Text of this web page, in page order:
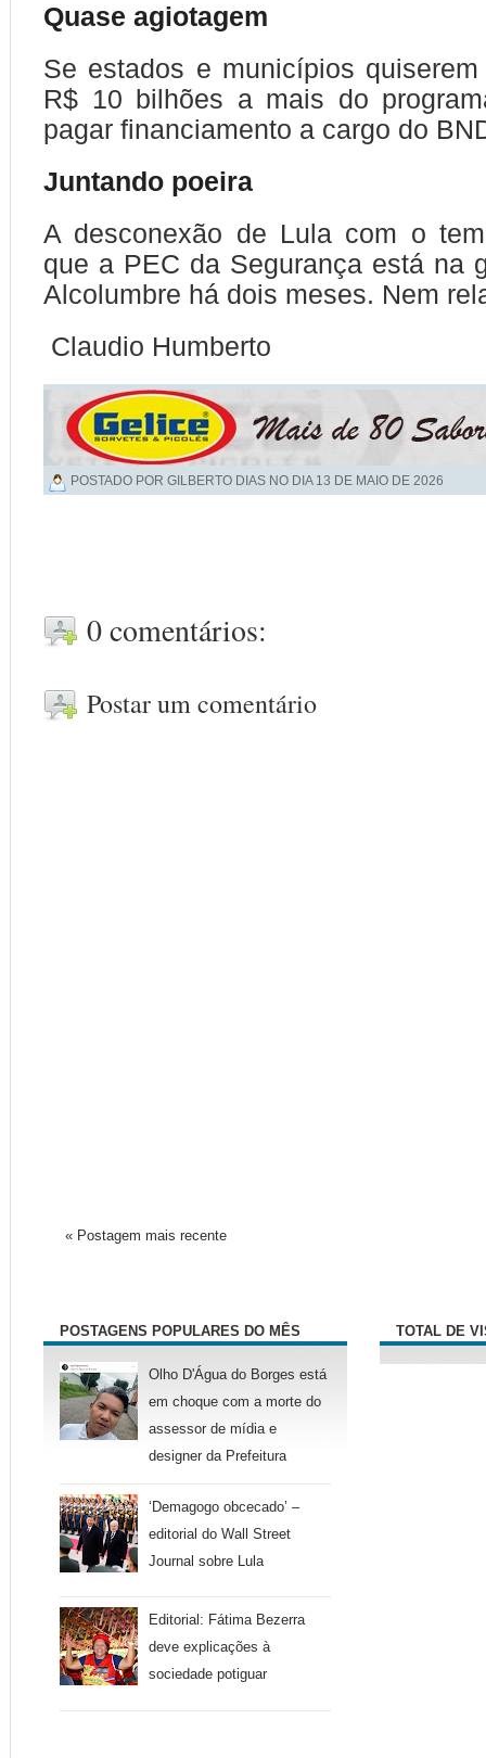
Quase agiotagem
Se estados e municípios
R$ 10 bilhões a mais do
pagar financiamento a cargo do
Juntando poeira
A desconexão de Lula com o
que a PEC da Segurança está na
Alcolumbre há dois meses. Nem
Claudio Humberto
POSTADO POR GILBERTO DIAS NO DIA 13 DE MAIO DE 2026
0 comentários:
Postar um comentário
« Postagem mais recente
POSTAGENS POPULARES DO MÊS
Olho D'Água do Borges está
em choque com a morte do
assessor de mídia e
designer da Prefeitura
‘Demagogo obcecado’ –
editorial do Wall Street
Journal sobre Lula
Editorial: Fátima Bezerra
deve explicações à
sociedade potiguar
TOTAL DE